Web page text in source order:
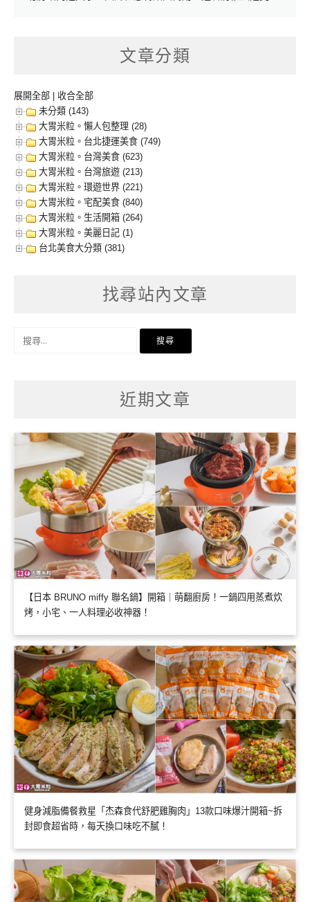
文章分類
展開全部
收合全部
未分類 (143)
大胃米粒。懶人包整理 (28)
大胃米粒。台北捷運美食 (749)
大胃米粒。台灣美食 (623)
大胃米粒。台灣旅遊 (213)
大胃米粒。環遊世界 (221)
大胃米粒。宅配美食 (840)
大胃米粒。生活開箱 (264)
大胃米粒。美麗日記 (1)
台北美食大分類 (381)
找尋站內文章
近期文章
【日本 BRUNO miffy 聯名鍋】開箱｜萌翻廚房！一鍋四用蒸煮炊
烤，小宅、一人料理必收神器！
健身減脂備餐救星「杰森食代舒肥雞胸肉」13款口味爆汁開箱~拆
封即食超省時，每天換口味吃不膩！